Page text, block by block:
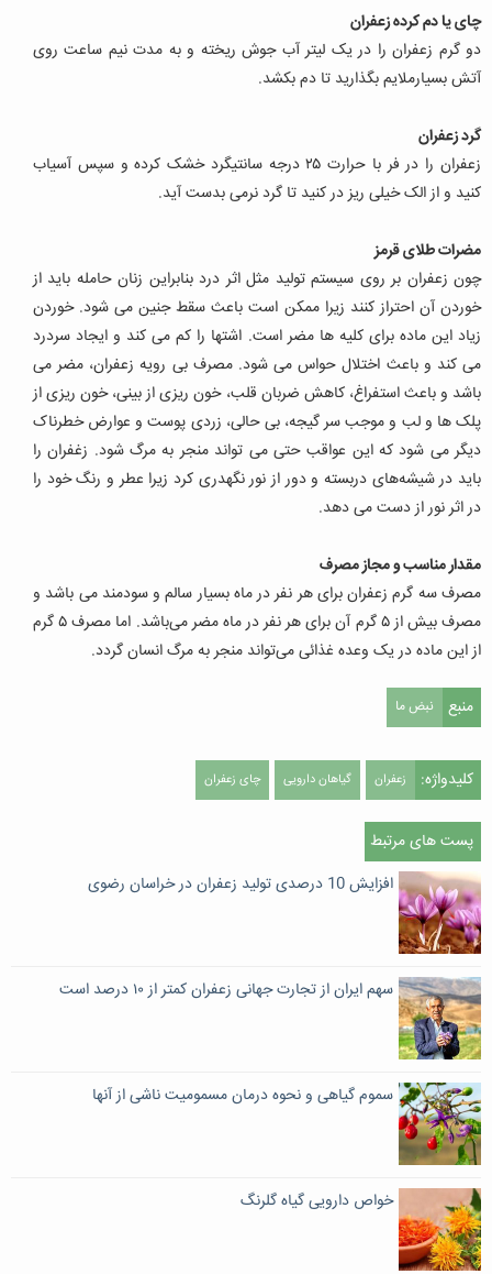
چای یا دم کرده زعفران
دو گرم زعفران را در یک لیتر آب جوش ریخته و به مدت نیم ساعت روی
آتش بسیارملایم بگذارید تا دم بکشد.
گرد زعفران
زعفران را در فر با حرارت ۲۵ درجه سانتیگرد خشک کرده و سپس آسیاب
کنید و از الک خیلی ریز در کنید تا گرد نرمی بدست آید.
مضرات طلای قرمز
چون زعفران بر روی سیستم تولید مثل اثر درد بنابراین زنان حامله باید از
خوردن آن احتراز کنند زیرا ممکن است باعث سقط جنین می شود. خوردن
زیاد این ماده برای کلیه ها مضر است. اشتها را کم می کند و ایجاد سردرد
می کند و باعث اختلال حواس می شود. مصرف بی رویه زعفران، مضر می
باشد و باعث استفراغ، کاهش ضربان قلب، خون ریزی از بینی، خون ریزی از
پلک ها و لب و موجب سر گیجه، بی حالی، زردی پوست و عوارض خطرناک
دیگر می شود که این عواقب حتی می تواند منجر به مرگ شود. زغفران را
باید در شیشه‌های دربسته و دور از نور نگهدری کرد زیرا عطر و رنگ خود را
در اثر نور از دست می دهد.
مقدار مناسب و مجاز مصرف
مصرف سه گرم زعفران برای هر نفر در ماه بسیار سالم و سودمند می باشد و
مصرف بیش از ۵ گرم آن برای هر نفر در ماه مضر می‌باشد. اما مصرف ۵ گرم
از این ماده در یک وعده غذائی می‌تواند منجر به مرگ انسان گردد.
منبع نبض ما
کلیدواژه: زعفران گیاهان دارویی چای زعفران
پست های مرتبط
افزایش 10 درصدی تولید زعفران در خراسان رضوی
سهم ایران از تجارت جهانی زعفران کمتر از ۱۰ درصد است
سموم گیاهی و نحوه درمان مسمومیت ناشی از آنها
خواص دارویی گیاه گلرنگ